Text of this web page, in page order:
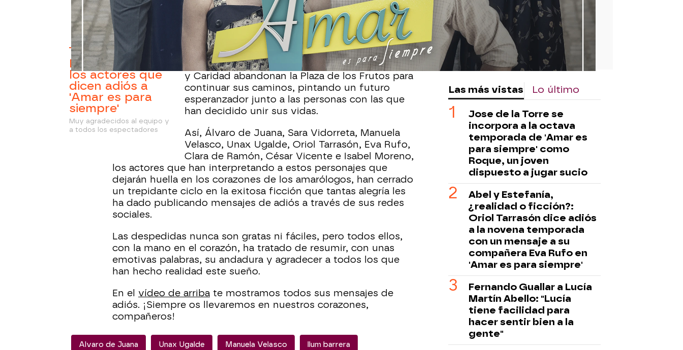
su fin, y con ella se despiden algunos de los vecinos que han
compartido sus historias a lo largo de estos meses cargados
de emoción.
Los mensajes de
los actores que
dicen adiós a
'Amar es para
siempre'
Muy agradecidos al equipo y
a todos los espectadores
Los personajes de Manolín, Emma, Maica,
Gorka, Abel, Estefanía, Socorro, Virginia, Fabián
y Caridad abandonan la Plaza de los Frutos para
continuar sus caminos, pintando un futuro
esperanzador junto a las personas con las que
han decidido unir sus vidas.
Así, Álvaro de Juana, Sara Vidorreta, Manuela
Velasco, Unax Ugalde, Oriol Tarrasón, Eva Rufo,
Clara de Ramón, César Vicente e Isabel Moreno,
los actores que han interpretando a estos personajes que
dejarán huella en los corazones de los amarólogos, han cerrado
un trepidante ciclo en la exitosa ficción que tantas alegría les
ha dado publicando mensajes de adiós a través de sus redes
sociales.
Las despedidas nunca son gratas ni fáciles, pero todos ellos,
con la mano en el corazón, ha tratado de resumir, con unas
emotivas palabras, su andadura y agradecer a todos los que
han hecho realidad este sueño.
En el vídeo de arriba te mostramos todos sus mensajes de
adiós. ¡Siempre os llevaremos en nuestros corazones,
compañeros!
Alvaro de Juana Unax Ugalde Manuela Velasco llum barrera
Las más vistas Lo último
Jose de la Torre se
incorpora a la octava
temporada de 'Amar es
para siempre' como
Roque, un joven
dispuesto a jugar sucio
Abel y Estefanía,
¿realidad o ficción?:
Oriol Tarrasón dice adiós
a la novena temporada
con un mensaje a su
compañera Eva Rufo en
'Amar es para siempre'
Fernando Guallar a Lucía
Martín Abello: "Lucía
tiene facilidad para
hacer sentir bien a la
gente"